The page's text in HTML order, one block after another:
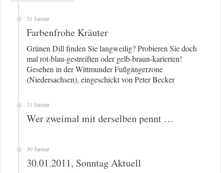
31 Januar
Farbenfrohe Kräuter
Grünen Dill finden Sie langweilig? Probieren Sie doch
mal rot-blau-gestreiften oder gelb-braun-karierten!
Gesehen in der Wittmunder Fußgängerzone
(Niedersachsen), eingeschickt von Peter Becker
31 Januar
Wer zweimal mit derselben pennt …
30 Januar
30.01.2011, Sonntag Aktuell